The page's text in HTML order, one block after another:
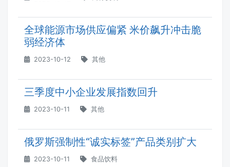
全球能源市场供应偏紧 米价飙升冲击脆
弱经济体
2023-10-12 其他
三季度中小企业发展指数回升
2023-10-11 其他
俄罗斯强制性“诚实标签”产品类别扩大
2023-10-11 食品饮料